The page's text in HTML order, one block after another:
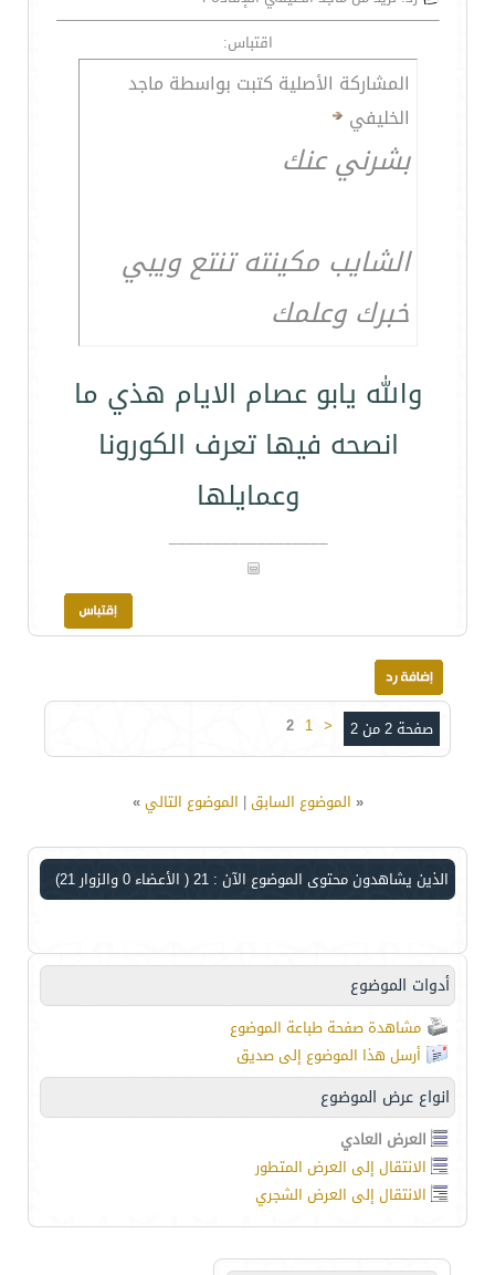
اقتباس:
المشاركة الأصلية كتبت بواسطة ماجد
الخليفي
بشرني عنك
الشايب مكينته تنتع ويبي
خبرك وعلمك
والله يابو عصام الايام هذي ما
انصحه فيها تعرف الكورونا
وعمايلها
__________________
صفحة 2 من 2 <
1
2
« الموضوع السابق| الموضوع التالي»
الذين يشاهدون محتوى الموضوع الآن : 21 ( الأعضاء 0 والزوار 21)
أدوات الموضوع
مشاهدة صفحة طباعة الموضوع
أرسل هذا الموضوع إلى صديق
انواع عرض الموضوع
العرض العادي
الانتقال إلى العرض المتطور
الانتقال إلى العرض الشجري